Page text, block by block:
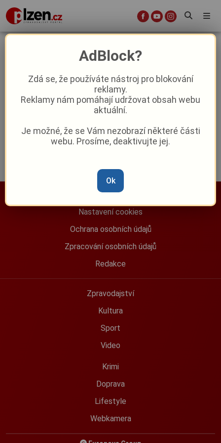
Zkrátí čekací doby a uleví lékařům.
Klatovská nemocnice nasadila rentgen
nové generace
Reklama
Nastavení cookies
Ochrana osobních údajů
Zpracování osobních údajů
Redakce
Zpravodajství
Kultura
Sport
Video
Krimi
Doprava
Lifestyle
Webkamera
AdBlock?
Zdá se, že používáte nástroj pro blokování
reklamy.
Reklamy nám pomáhají udržovat obsah webu
aktuální.
Je možné, že se Vám nezobrazí některé části
webu. Prosíme, deaktivujte jej.
Ok